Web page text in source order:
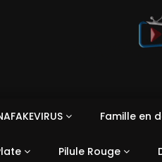
Famille en
Pilule Rouge